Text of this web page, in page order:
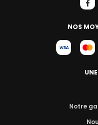
NOS
Notre